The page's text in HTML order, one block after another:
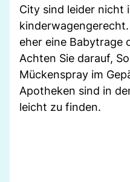
City sind leider nicht
eher eine Babytrage
Achten Sie darauf,
Mückenspray im
Apotheken sind in
leicht zu finden.